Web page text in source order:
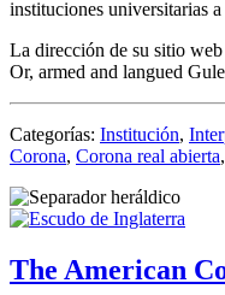
instituciones universitarias
La dirección de su sitio web
Or, armed and langued
Categorías: Institución,
Corona, Corona real abierta,
The American